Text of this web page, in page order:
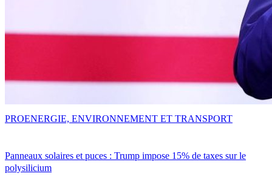
Panneaux solaires et puces : Trump impose 15% de taxes sur le
polysilicium
PROENERGIE, ENVIRONNEMENT ET TRANSPORT